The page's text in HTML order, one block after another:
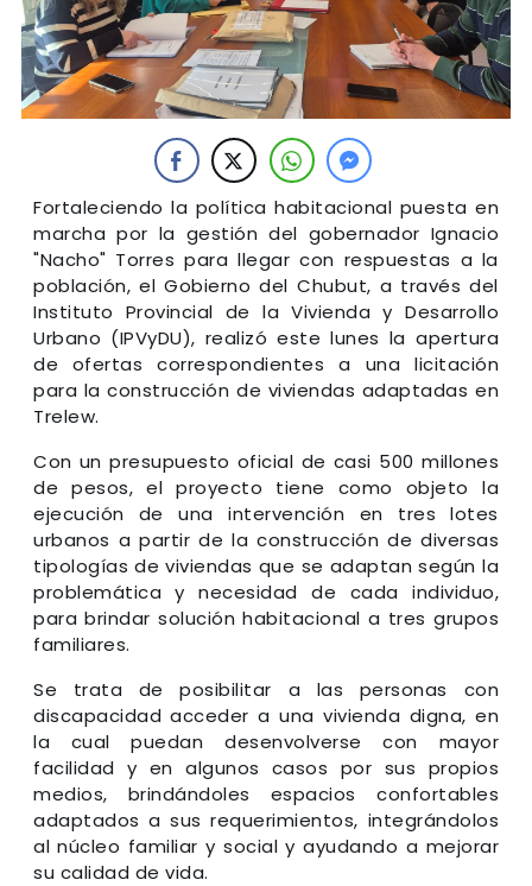
Fortaleciendo la política habitacional puesta en
marcha por la gestión del gobernador Ignacio
"Nacho" Torres para llegar con respuestas a la
población, el Gobierno del Chubut, a través del
Instituto Provincial de la Vivienda y Desarrollo
Urbano (IPVyDU), realizó este lunes la apertura
de ofertas correspondientes a una licitación
para la construcción de viviendas adaptadas en
Trelew.
Con un presupuesto oficial de casi 500 millones
de pesos, el proyecto tiene como objeto la
ejecución de una intervención en tres lotes
urbanos a partir de la construcción de diversas
tipologías de viviendas que se adaptan según la
problemática y necesidad de cada individuo,
para brindar solución habitacional a tres grupos
familiares.
Se trata de posibilitar a las personas con
discapacidad acceder a una vivienda digna, en
la cual puedan desenvolverse con mayor
facilidad y en algunos casos por sus propios
medios, brindándoles espacios confortables
adaptados a sus requerimientos, integrándolos
al núcleo familiar y social y ayudando a mejorar
su calidad de vida.